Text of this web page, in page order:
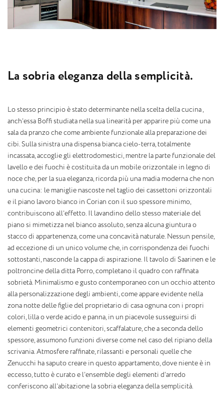
La sobria eleganza della semplicità.
Lo stesso principio è stato determinante nella scelta della cucina ,
anch’essa Boffi studiata nella sua linearità per apparire più come una
sala da pranzo che come ambiente funzionale alla preparazione dei
cibi. Sulla sinistra una dispensa bianca cielo-terra, totalmente
incassata, accoglie gli elettrodomestici, mentre la parte funzionale del
lavello e dei fuochi è costituita da un mobile orizzontale in legno di
noce che, per la sua eleganza, ricorda più una madia moderna che non
una cucina: le maniglie nascoste nel taglio dei cassettoni orizzontali
e il piano lavoro bianco in Corian con il suo spessore minimo,
contribuiscono all’effetto. Il lavandino dello stesso materiale del
piano si mimetizza nel bianco assoluto, senza alcuna giuntura o
stacco di appartenenza, come una concavità naturale. Nessun pensile,
ad eccezione di un unico volume che, in corrispondenza dei fuochi
sottostanti, nasconde la cappa di aspirazione. Il tavolo di Saarinen e le
poltroncine della ditta Porro, completano il quadro con raffinata
sobrietà. Minimalismo e gusto contemporaneo con un occhio attento
alla personalizzazione degli ambienti, come appare evidente nella
zona notte delle figlie del proprietario di casa ognuna con i propri
colori, lilla o verde acido e panna, in un piacevole susseguirsi di
elementi geometrici contenitori, scaffalature, che a seconda dello
spessore, assumono funzioni diverse come nel caso del ripiano della
scrivania. Atmosfere raffinate, rilassanti e personali quelle che
Zenucchi ha saputo creare in questo appartamento, dove niente è in
eccesso, tutto è curato e l’ensemble degli elementi d’arredo
conferiscono all’abitazione la sobria eleganza della semplicità.